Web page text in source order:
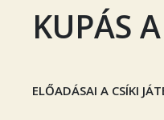
KUPÁS
ELŐADÁSAI A CSÍKI